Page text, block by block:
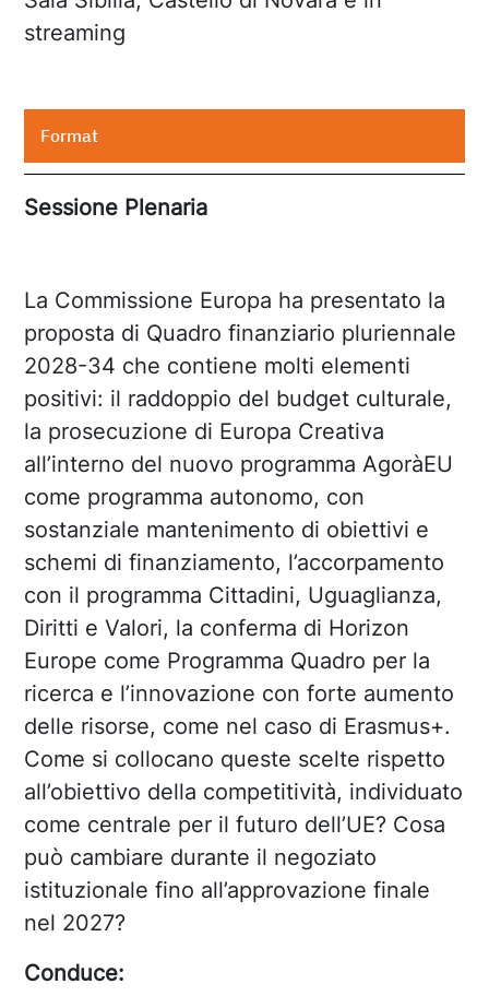
streaming
Format
Sessione Plenaria
La Commissione Europa ha presentato la
proposta di Quadro finanziario pluriennale
2028-34 che contiene molti elementi
positivi: il raddoppio del budget culturale,
la prosecuzione di Europa Creativa
all’interno del nuovo programma AgoràEU
come programma autonomo, con
sostanziale mantenimento di obiettivi e
schemi di finanziamento, l’accorpamento
con il programma Cittadini, Uguaglianza,
Diritti e Valori, la conferma di Horizon
Europe come Programma Quadro per la
ricerca e l’innovazione con forte aumento
delle risorse, come nel caso di Erasmus+.
Come si collocano queste scelte rispetto
all’obiettivo della competitività, individuato
come centrale per il futuro dell’UE? Cosa
può cambiare durante il negoziato
istituzionale fino all’approvazione finale
nel 2027?
Conduce: